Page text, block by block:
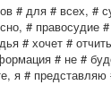
# для # всех, #
# правосудие
# хочет #
# не #
я # представляю